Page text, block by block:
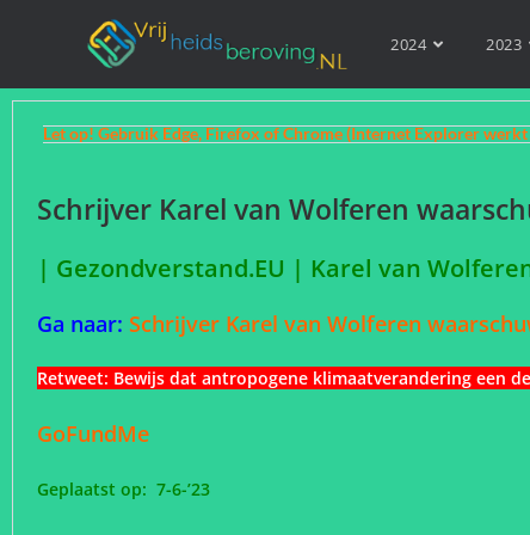
2024 2023
Let op! Gebruik Edge, Firefox of Chrome (Internet Explorer
Schrijver Karel van Wolferen
| Gezondverstand.EU | Karel van
Ga naar: Schrijver Karel van Wolferen
Retweet: Bewijs dat antropogene klimaatverandering een
GoFundMe
Geplaatst op: 7-6-’23